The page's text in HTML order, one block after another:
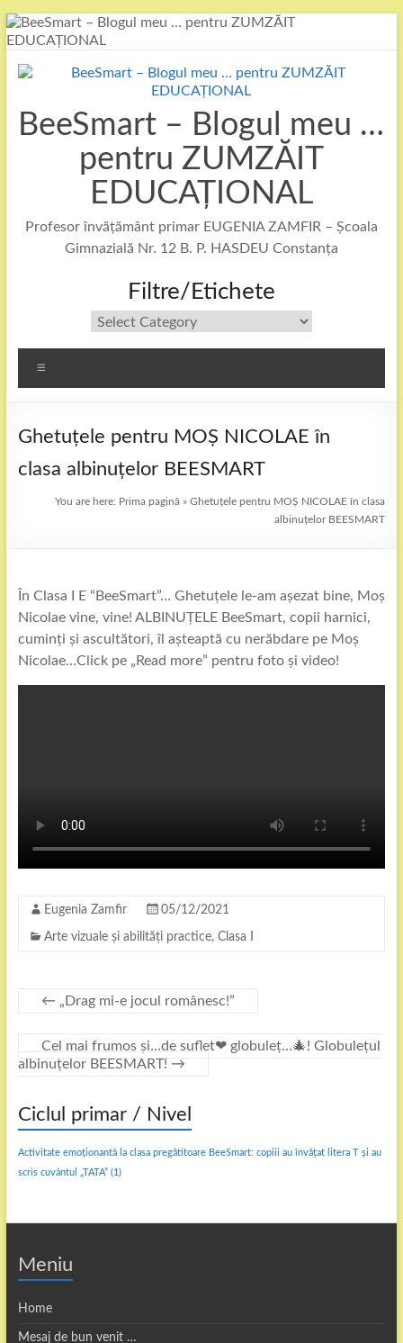
Skip
to
BeeSmart – Blogul meu …
pentru ZUMZĂIT
EDUCAȚIONAL
Profesor învățământ primar EUGENIA ZAMFIR – Școala
Gimnazială Nr. 12 B. P. HASDEU Constanța
Filtre/Etichete
Filtre/Etichete
Ghetuțele pentru MOȘ NICOLAE în
clasa albinuțelor BEESMART
You are here: Prima pagină »Ghetuțele pentru MOȘ NICOLAE în clasa
albinuțelor BEESMART
În Clasa I E “BeeSmart”… Ghetuțele le-am așezat bine, Moș
Nicolae vine, vine! ALBINUȚELE BeeSmart, copii harnici,
cuminți și ascultători, îl așteaptă cu nerăbdare pe Moș
Nicolae…Click pe „Read more” pentru foto și video!
Eugenia Zamfir 05/12/2021
Arte vizuale și abilități practice, Clasa I
← „Drag mi-e jocul românesc!”
Cel mai frumos și…de suflet❤ globuleț…🎄! Globulețul
albinuțelor BEESMART! →
Ciclul primar / Nivel
Activitate emoționantă la clasa pregătitoare BeeSmart: copiii au învățat litera T și au
scris cuvântul „TATA”(1)
Meniu
Home
Mesaj de bun venit …